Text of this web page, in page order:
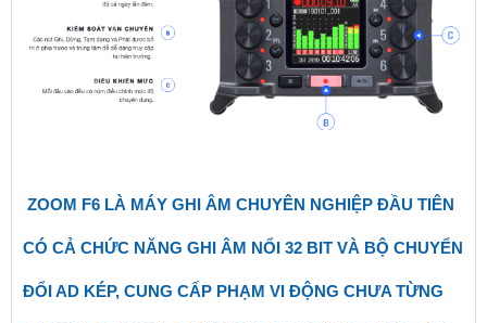
ZOOM F6 LÀ MÁY GHI ÂM CHUYÊN NGHIỆP ĐẦU TIÊN
CÓ CẢ CHỨC NĂNG GHI ÂM NỔI 32 BIT VÀ BỘ CHUYỂN
ĐỔI AD KÉP, CUNG CẤP PHẠM VI ĐỘNG CHƯA TỪNG